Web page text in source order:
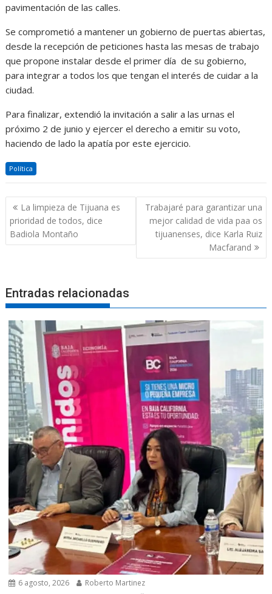
pavimentación de las calles.
Se comprometió a mantener un gobierno de puertas abiertas,
desde la recepción de peticiones hasta las mesas de trabajo
que propone instalar desde el primer día de su gobierno,
para integrar a todos los que tengan el interés de cuidar a la
ciudad.
Para finalizar, extendió la invitación a salir a las urnas el
próximo 2 de junio y ejercer el derecho a emitir su voto,
haciendo de lado la apatía por este ejercicio.
Política
Navegación
de
entradas
La limpieza de Tijuana es
prioridad de todos, dice
Badiola Montaño
Trabajaré para garantizar una
mejor calidad de vida paa os
tijuanenses, dice Karla Ruiz
Macfarand
Entradas relacionadas
6 agosto, 2026 Roberto Martinez